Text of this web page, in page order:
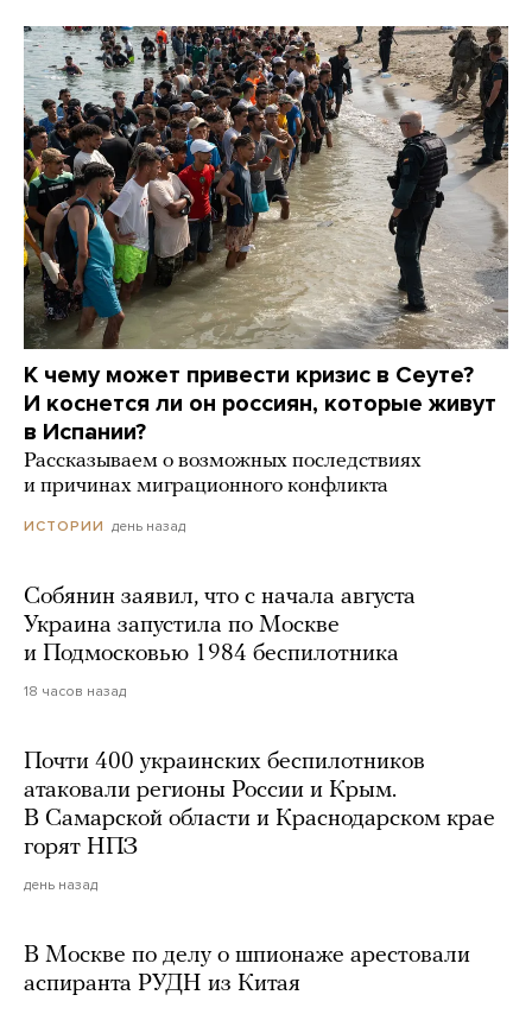
К чему может привести кризис в Сеуте?
И коснется ли он россиян, которые живут
в Испании?
Рассказываем о возможных последствиях
и причинах миграционного конфликта
ИСТОРИИ день назад
Собянин заявил, что с начала августа
Украина запустила по Москве
и Подмосковью 1984 беспилотника
18 часов назад
Почти 400 украинских беспилотников
атаковали регионы России и Крым.
В Самарской области и Краснодарском крае
горят НПЗ
день назад
В Москве по делу о шпионаже арестовали
аспиранта РУДН из Китая